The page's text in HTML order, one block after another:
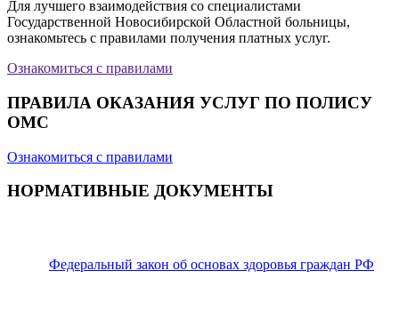
Для лучшего взаимодействия со специалистами
Государственной Новосибирской Областной больницы,
ознакомьтесь с правилами получения платных услуг.
Ознакомиться с правилами
ПРАВИЛА ОКАЗАНИЯ УСЛУГ ПО ПОЛИСУ
ОМС
Ознакомиться с правилами
НОРМАТИВНЫЕ ДОКУМЕНТЫ
Федеральный закон об основах здоровья граждан РФ